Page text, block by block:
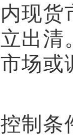
现货
出清
场
制